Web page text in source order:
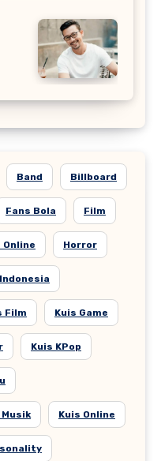
Band Billboard
Fans Bola Film
Online Horror
Film Kuis Game
Kuis KPop
Musik Kuis Online